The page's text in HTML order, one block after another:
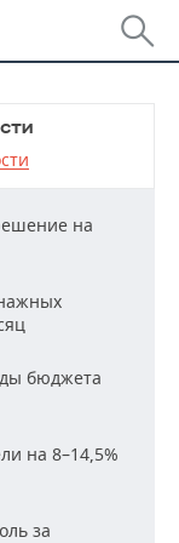
на
бюджета
на 8–14,5%
за